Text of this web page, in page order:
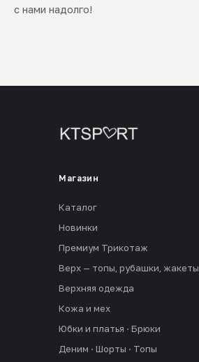
с нами надолго!
Магазин
Каталог
Новинки
Премиум Трикотаж
Верх — топы, рубашки, жакеты
Верхняя одежда
Кожа и мех
Юбки и платья · Брюки
Деним · Шорты · Топы